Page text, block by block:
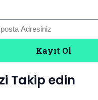
Kayıt Ol
Takip edin